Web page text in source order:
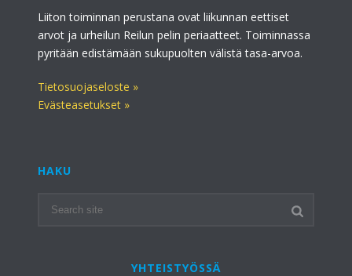
Liiton toiminnan perustana ovat liikunnan eettiset
arvot ja urheilun Reilun pelin periaatteet. Toiminnassa
pyritään edistämään sukupuolten välistä tasa-arvoa.
Tietosuojaseloste »
Evästeasetukset »
HAKU
YHTEISTYÖSSÄ